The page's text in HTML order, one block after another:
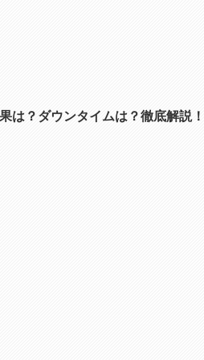
は？ダウンタイムは？徹底解説！